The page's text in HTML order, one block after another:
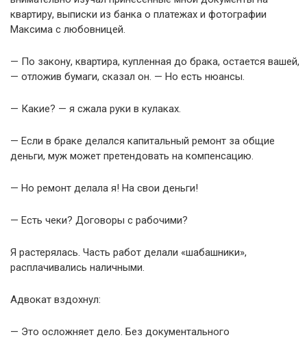
квартиру, выписки из банка о платежах и фотографии
Максима с любовницей.
— По закону, квартира, купленная до брака, остается вашей,
— отложив бумаги, сказал он. — Но есть нюансы.
— Какие? — я сжала руки в кулаках.
— Если в браке делался капитальный ремонт за общие
деньги, муж может претендовать на компенсацию.
— Но ремонт делала я! На свои деньги!
— Есть чеки? Договоры с рабочими?
Я растерялась. Часть работ делали «шабашники»,
расплачивались наличными.
Адвокат вздохнул:
— Это осложняет дело. Без документального